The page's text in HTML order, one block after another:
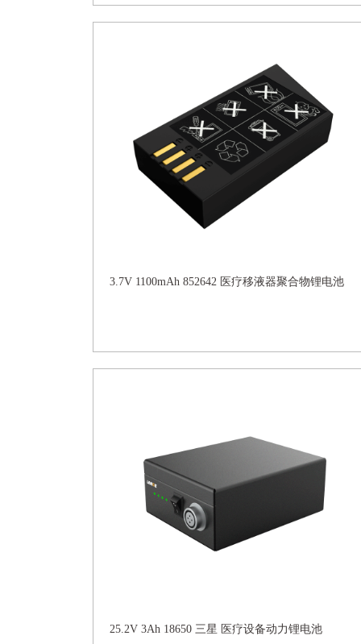
3.7V 1100mAh 852642 医疗移液器聚合物锂电池
25.2V 3Ah 18650 三星 医疗设备动力锂电池